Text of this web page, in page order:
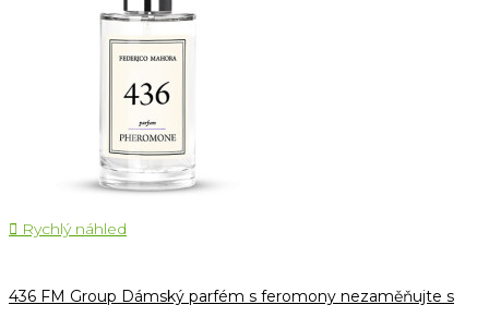
 Rychlý náhled
436 FM Group Dámský parfém s feromony nezaměňujte s